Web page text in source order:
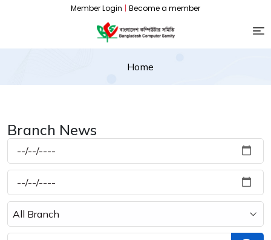
Member Login | Become a member
Home
Branch News